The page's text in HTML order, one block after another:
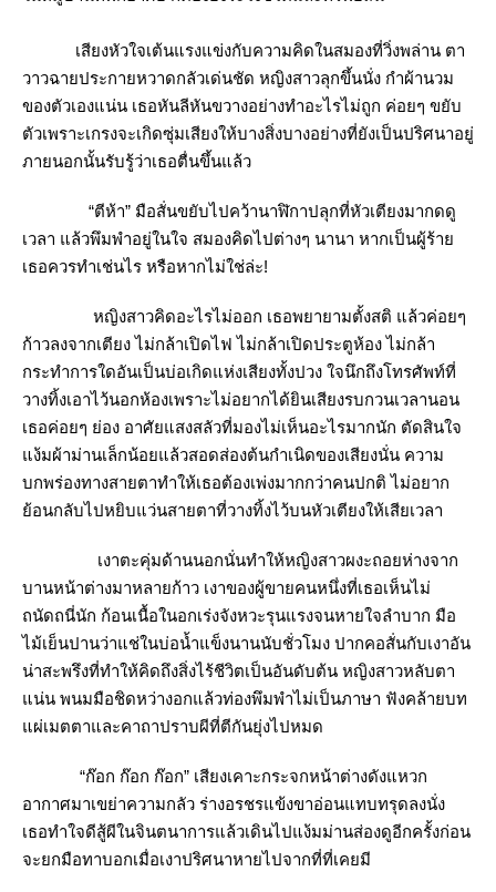
เสียงหัวใจเต้นแรงแข่งกับความคิดในสมองที่วิ่งพล่าน ตา
วาวฉายประกายหวาดกลัวเด่นชัด หญิงสาวลุกขึ้นนั่ง กำผ้านวม
ของตัวเองแน่น เธอหันลีหันขวางอย่างทำอะไรไม่ถูก ค่อยๆ ขยับ
ตัวเพราะเกรงจะเกิดซุ่มเสียงให้บางสิ่งบางอย่างที่ยังเป็นปริศนาอยู่
ภายนอกนั้นรับรู้ว่าเธอตื่นขึ้นแล้ว
“ตีห้า” มือสั่นขยับไปคว้านาฬิกาปลุกที่หัวเตียงมากดดู
เวลา แล้วพึมพำอยู่ในใจ สมองคิดไปต่างๆ นานา หากเป็นผู้ร้า
เธอควรทำเช่นไร หรือหากไม่ใช่ล่ะ!
หญิงสาวคิดอะไรไม่ออก เธอพยายามตั้งสติ แล้วค่อยๆ
ก้าวลงจากเตียง ไม่กล้าเปิดไฟ ไม่กล้าเปิดประตูห้อง ไม่กล้า
กระทำการใดอันเป็นบ่อเกิดแห่งเสียงทั้งปวง ใจนึกถึงโทรศัพท์ที่
วางทิ้งเอาไว้นอกห้องเพราะไม่อยากได้ยินเสียงรบกวนเวลานอน
เธอค่อยๆ ย่อง อาศัยแสงสลัวที่มองไม่เห็นอะไรมากนัก ตัดสินใจ
ง้มผ้าม่านเล็กน้อยแล้วสอดส่องต้นกำเนิดของเสียงนั่น ความ
บกพร่องทางสายตาทำให้เธอต้องเพ่งมากกว่าคนปกติ ไม่อยาก
้อนกลับไปหยิบแว่นสายตาที่วางทิ้งไว้บนหัวเตียงให้เสียเวลา
เงาตะคุ่มด้านนอกนั่นทำให้หญิงสาวผงะถอยห่างจาก
บานหน้าต่างมาหลายก้าว เงาของผู้ขายคนหนึ่งที่เธอเห็นไม่
ถนัดถนี่นัก ก้อนเนื้อในอกเร่งจังหวะรุนแรงจนหายใจลำบาก มือ
ไม้เย็นปานว่าแช่ในบ่อน้ำแข็งนานนับชั่วโมง ปากคอสั่นกับเงาอัน
น่าสะพรึงที่ทำให้คิดถึงสิ่งไร้ชีวิตเป็นอันดับต้น หญิงสาวหลับตา
น่น พนมมือชิดหว่างอกแล้วท่องพึมพำไม่เป็นภาษา ฟังคล้ายบท
ผ่เมตตาและคาถาปราบผีที่ตีกันยุ่งไปหมด
“ก๊อก ก๊อก ก๊อก” เสียงเคาะกระจกหน้าต่างดังแหวก
อากาศมาเขย่าความกลัว ร่างอรชรแข้งขาอ่อนแทบทรุดลงนั่ง
เธอทำใจดีสู้ผีในจินตนาการแล้วเดินไปแง้มม่านส่องดูอีกครั้งก่อน
จะยกมือทาบอกเมื่อเงาปริศนาหายไปจากที่ที่เคยมี